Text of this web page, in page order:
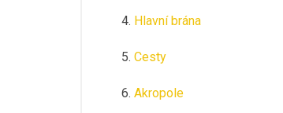
4. Hlavní brána
5. Cesty
6. Akropole